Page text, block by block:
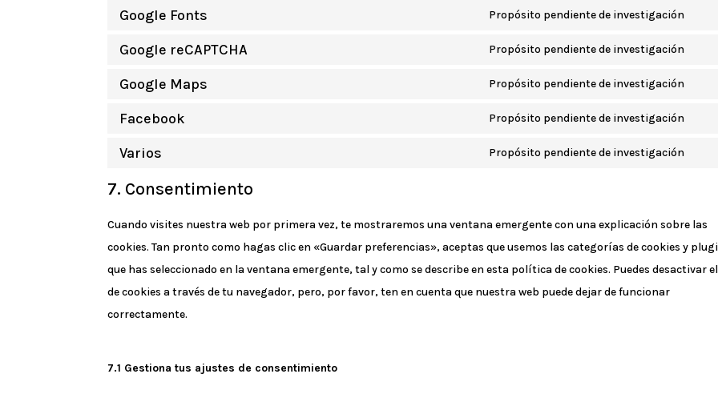
Google Fonts Propósito pendiente de investigación
Google reCAPTCHA Propósito pendiente de investigación
Google Maps Propósito pendiente de investigación
Facebook Propósito pendiente de investigación
Varios Propósito pendiente de investigación
7. Consentimiento
Cuando visites nuestra web por primera vez, te mostraremos una ventana emergente con una explicación sobre las
cookies. Tan pronto como hagas clic en «Guardar preferencias», aceptas que usemos las categorías de cookies y
que has seleccionado en la ventana emergente, tal y como se describe en esta política de cookies. Puedes desactivar
de cookies a través de tu navegador, pero, por favor, ten en cuenta que nuestra web puede dejar de funcionar
correctamente.
7.1 Gestiona tus ajustes de consentimiento